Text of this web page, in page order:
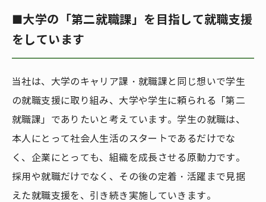
■大学の「第二就職課」を目指して就職支援
をしています
当社は、大学のキャリア課・就職課と同じ想いで学生
の就職支援に取り組み、大学や学生に頼られる「第二
就職課」でありたいと考えています。学生の就職は、
本人にとって社会人生活のスタートであるだけでな
く、企業にとっても、組織を成長させる原動力です。
採用や就職だけでなく、その後の定着・活躍まで見据
えた就職支援を、引き続き実施していきます。